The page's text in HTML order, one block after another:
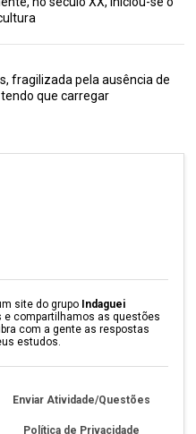
fragilizada pela ausência de
que carregar
site do grupo Indaguei
e compartilhamos as questões
com a gente as respostas
estudos.
Enviar Atividade/Questões
Política de Privacidade